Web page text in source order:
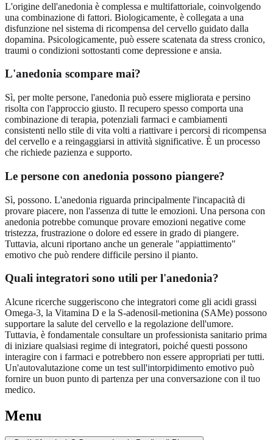
L'origine dell'anedonia è complessa e multifattoriale, coinvolgendo
una combinazione di fattori. Biologicamente, è collegata a una
disfunzione nel sistema di ricompensa del cervello guidato dalla
dopamina. Psicologicamente, può essere scatenata da stress cronico,
traumi o condizioni sottostanti come depressione e ansia.
L'anedonia scompare mai?
Sì, per molte persone, l'anedonia può essere migliorata e persino
risolta con l'approccio giusto. Il recupero spesso comporta una
combinazione di terapia, potenziali farmaci e cambiamenti
consistenti nello stile di vita volti a riattivare i percorsi di ricompensa
del cervello e a reingaggiarsi in attività significative. È un processo
che richiede pazienza e supporto.
Le persone con anedonia possono piangere?
Sì, possono. L'anedonia riguarda principalmente l'incapacità di
provare piacere, non l'assenza di tutte le emozioni. Una persona con
anedonia potrebbe comunque provare emozioni negative come
tristezza, frustrazione o dolore ed essere in grado di piangere.
Tuttavia, alcuni riportano anche un generale "appiattimento"
emotivo che può rendere difficile persino il pianto.
Quali integratori sono utili per l'anedonia?
Alcune ricerche suggeriscono che integratori come gli acidi grassi
Omega-3, la Vitamina D e la S-adenosil-metionina (SAMe) possono
supportare la salute del cervello e la regolazione dell'umore.
Tuttavia, è fondamentale consultare un professionista sanitario prima
di iniziare qualsiasi regime di integratori, poiché questi possono
interagire con i farmaci e potrebbero non essere appropriati per tutti.
Un'autovalutazione come un test sull'intorpidimento emotivo può
fornire un buon punto di partenza per una conversazione con il tuo
medico.
Menu